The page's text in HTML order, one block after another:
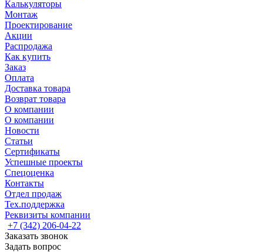
Калькуляторы
Монтаж
Проектирование
Акции
Распродажа
Как купить
Заказ
Оплата
Доставка товара
Возврат товара
О компании
О компании
Новости
Статьи
Сертификаты
Успешные проекты
Спецоценка
Контакты
Отдел продаж
Тех.поддержка
Реквизиты компании
+7 (342) 206-04-22
Заказать звонок
Задать вопрос